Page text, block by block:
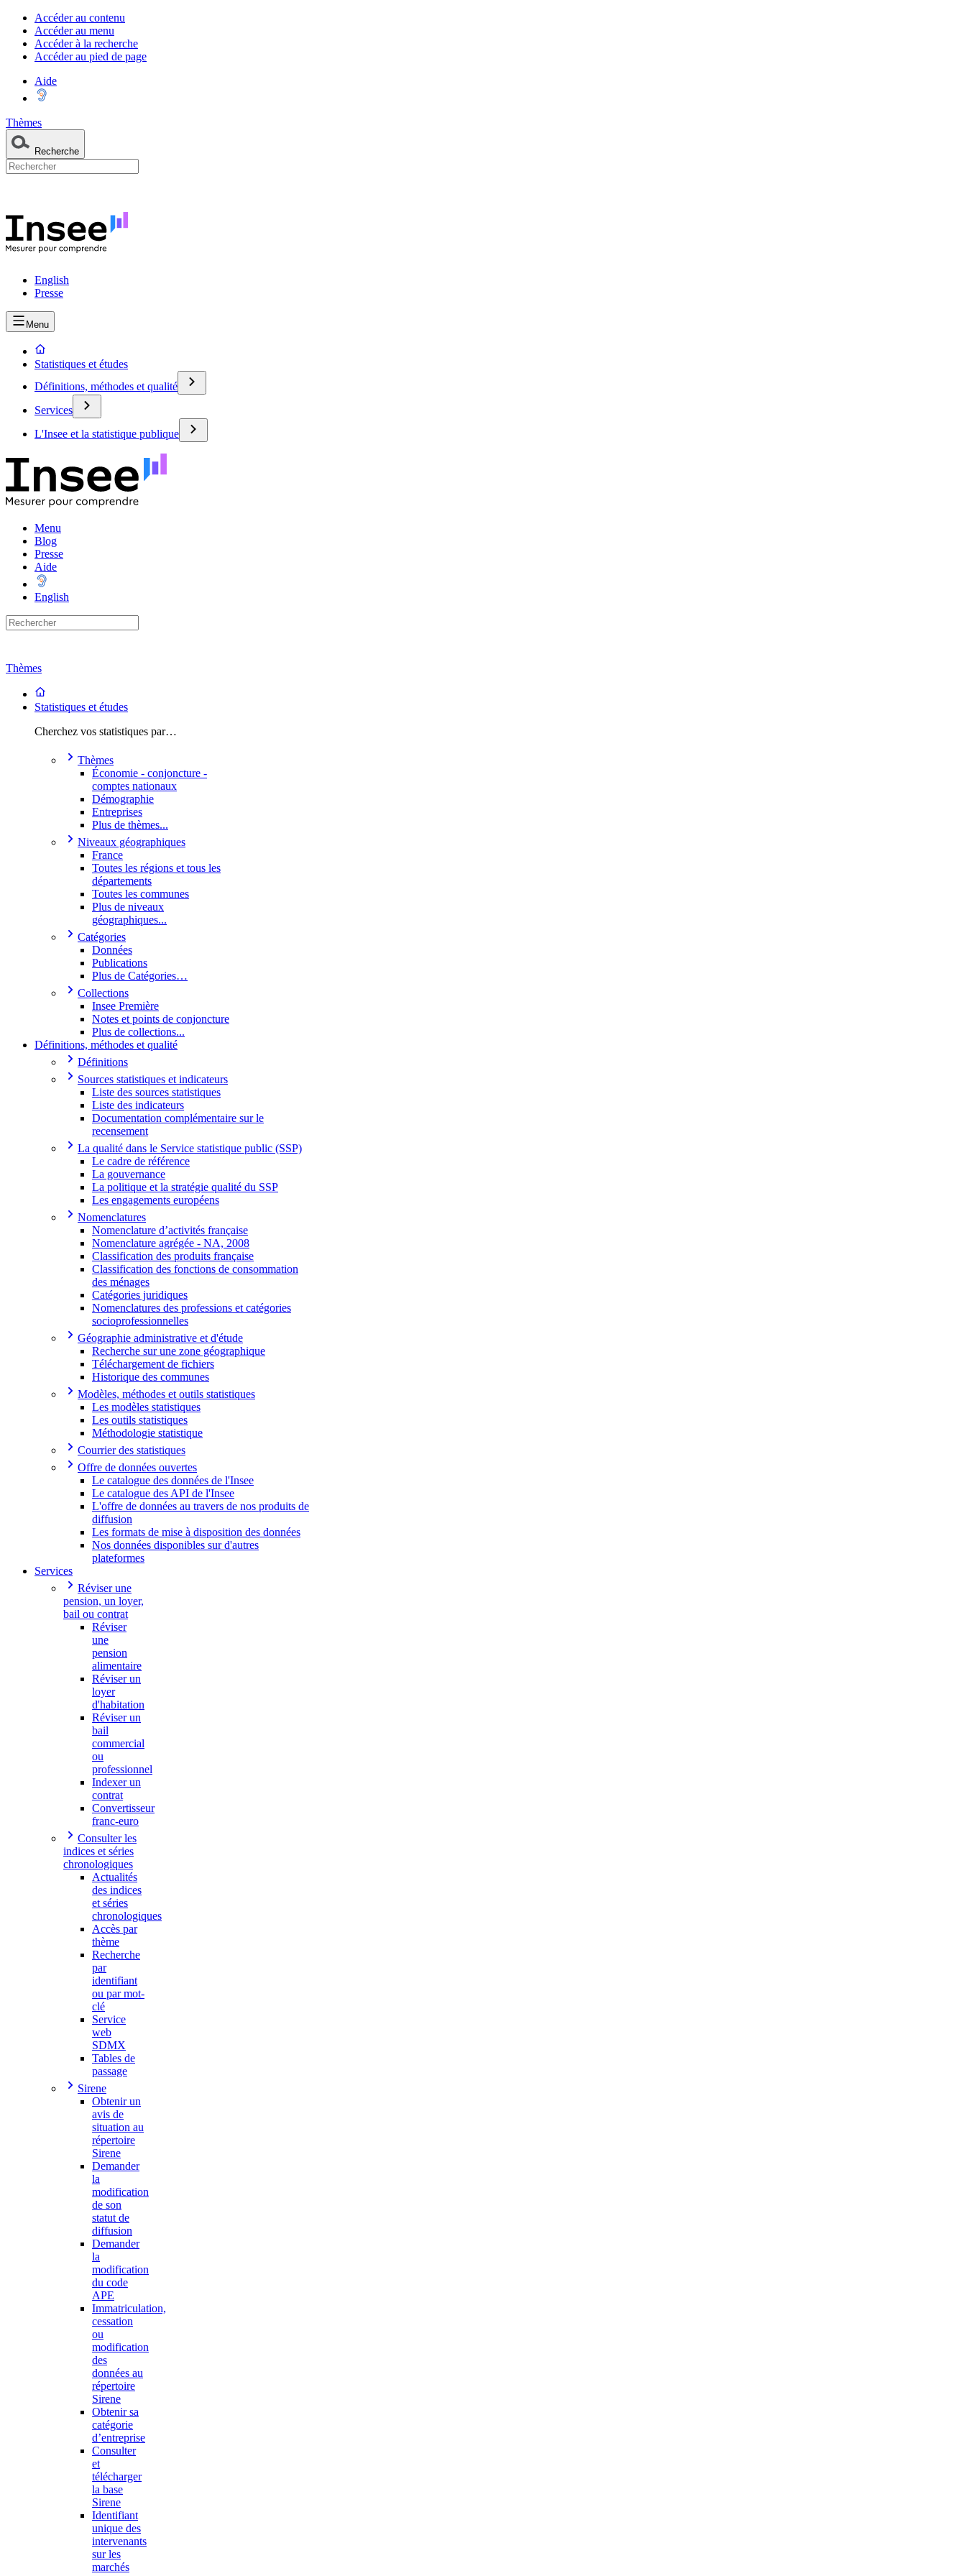
Accéder au contenu
Accéder au menu
Accéder à la recherche
Accéder au pied de page
Aide
Thèmes
Recherche
English
Presse
Menu
Statistiques et études
Définitions, méthodes et qualité
Services
L'Insee et la statistique publique
Menu
Blog
Presse
Aide
English
Thèmes
Statistiques et études
Cherchez vos statistiques par…
Thèmes
Économie - conjoncture -
comptes nationaux
Démographie
Entreprises
Plus de thèmes...
Niveaux géographiques
France
Toutes les régions et tous les
départements
Toutes les communes
Plus de niveaux
géographiques...
Catégories
Données
Publications
Plus de Catégories…
Collections
Insee Première
Notes et points de conjoncture
Plus de collections...
Définitions, méthodes et qualité
Définitions
Sources statistiques et indicateurs
Liste des sources statistiques
Liste des indicateurs
Documentation complémentaire sur le
recensement
La qualité dans le Service statistique public (SSP)
Le cadre de référence
La gouvernance
La politique et la stratégie qualité du SSP
Les engagements européens
Nomenclatures
Nomenclature d’activités française
Nomenclature agrégée - NA, 2008
Classification des produits française
Classification des fonctions de consommation
des ménages
Catégories juridiques
Nomenclatures des professions et catégories
socioprofessionnelles
Géographie administrative et d'étude
Recherche sur une zone géographique
Téléchargement de fichiers
Historique des communes
Modèles, méthodes et outils statistiques
Les modèles statistiques
Les outils statistiques
Méthodologie statistique
Courrier des statistiques
Offre de données ouvertes
Le catalogue des données de l'Insee
Le catalogue des API de l'Insee
L'offre de données au travers de nos produits de
diffusion
Les formats de mise à disposition des données
Nos données disponibles sur d'autres
plateformes
Services
Réviser une
pension, un loyer,
bail ou contrat
Réviser
une
pension
alimentaire
Réviser un
loyer
d'habitation
Réviser un
bail
commercial
ou
professionnel
Indexer un
contrat
Convertisseur
franc-euro
Consulter les
indices et séries
chronologiques
Actualités
des indices
et séries
chronologiques
Accès par
thème
Recherche
par
identifiant
ou par mot-
clé
Service
web
SDMX
Tables de
passage
Sirene
Obtenir un
avis de
situation au
répertoire
Sirene
Demander
la
modification
de son
statut de
diffusion
Demander
la
modification
du code
APE
Immatriculation,
cessation
ou
modification
des
données au
répertoire
Sirene
Obtenir sa
catégorie
d’entreprise
Consulter
et
télécharger
la base
Sirene
Identifiant
unique des
intervenants
sur les
marchés